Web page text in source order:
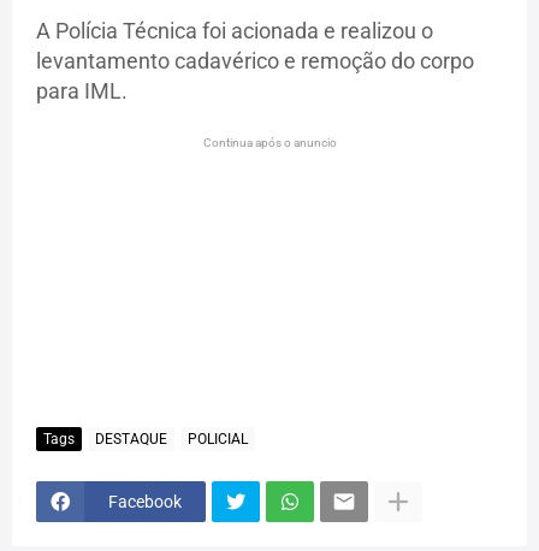
A Polícia Técnica foi acionada e realizou o
levantamento cadavérico e remoção do corpo
para IML.
Continua após o anuncio
Tags DESTAQUE POLICIAL
Facebook